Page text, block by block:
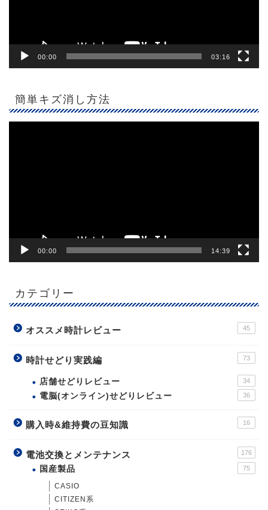
00:00 03:16
簡単キズ消し方法
00:00 14:39
カテゴリー
オススメ時計レビュー 45
時計せどり実践編 73
店舗せどりレビュー 34
電脳(オンライン)せどりレビュー 36
購入時&維持費の豆知識 16
電池交換とメンテナンス 176
国産製品 75
CASIO
CITIZEN系